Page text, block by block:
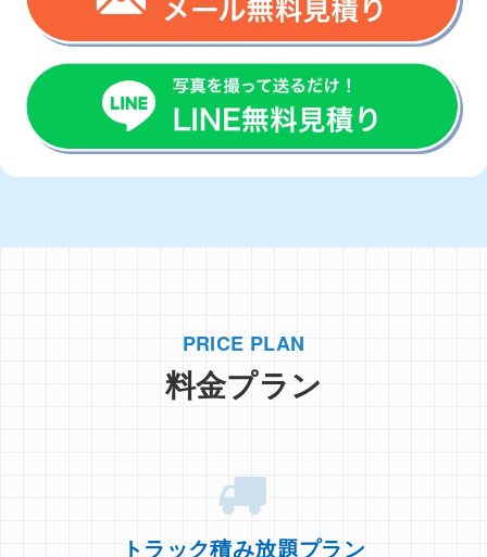
PRICE PLAN
料金プラン
トラック積み放題プラン